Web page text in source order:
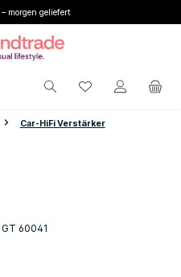
morgen geliefert
Du hast 0
Car-HiFi Verstärker